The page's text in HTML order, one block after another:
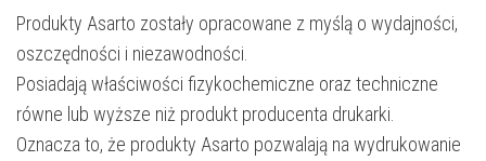
Produkty Asarto zostały opracowane z myślą o wydajności,
oszczędności i niezawodności.
Posiadają właściwości fizykochemiczne oraz techniczne
równe lub wyższe niż produkt producenta drukarki.
Oznacza to, że produkty Asarto pozwalają na wydrukowanie